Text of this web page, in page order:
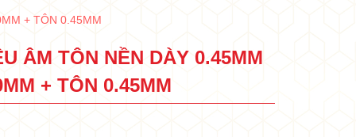
+ TÔN 0.45MM
ÂM TÔN NỀN DÀY 0.45MM
+ TÔN 0.45MM